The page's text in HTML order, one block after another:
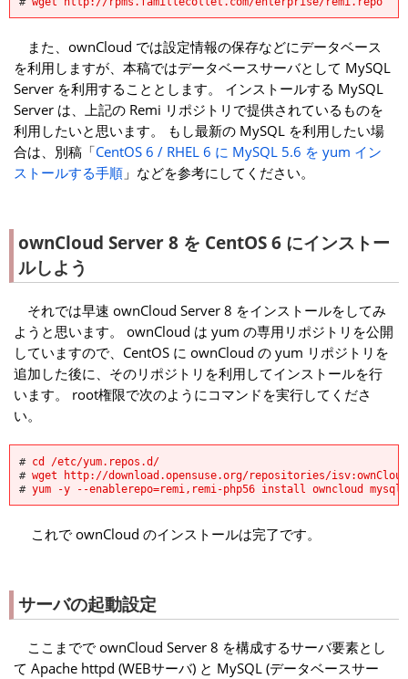
また、ownCloud では設定情報の保存などにデータベース
を利用しますが、本稿ではデータベースサーバとして MySQL
Server を利用することとします。 インストールする MySQL
Server は、上記の Remi リポジトリで提供されているものを
利用したいと思います。 もし最新の MySQL を利用したい場
合は、別稿「CentOS 6 / RHEL 6 に MySQL 5.6 を yum イン
ストールする手順 」などを参考にしてください。
ownCloud Server 8 を CentOS 6 にインストー
ルしよう
それでは早速 ownCloud Server 8 をインストールをしてみ
ようと思います。 ownCloud は yum の専用リポジトリを公開
していますので、CentOS に ownCloud の yum リポジトリを
追加した後に、そのリポジトリを利用してインストールを行
います。 root権限で次のようにコマンドを実行してくださ
い。
# cd /etc/yum.repos.d/
# wget http://download.opensuse.org/repositories/
# yum -y --enablerepo=remi,remi-php56 install owncloud
これで ownCloud のインストールは完了です。
サーバの起動設定
ここまでで ownCloud Server 8 を構成するサーバ要素とし
て Apache httpd (WEBサーバ) と MySQL (データベースサー